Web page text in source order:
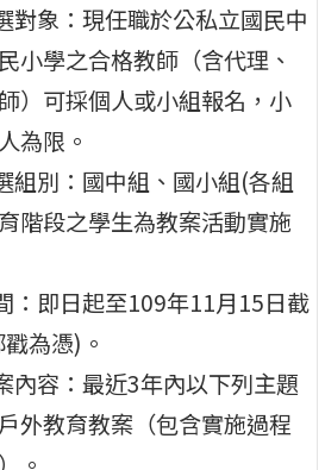
對象：現任職於公私立國民中
小學之合格教師（含代理、
）可採個人或小組報名，小
為限。
組別：國中組、國小組(各組
階段之學生為教案活動實施
：即日起至109年11月15日截
為憑)。
內容：最近3年內以下列主題
外教育教案（包含實施過程